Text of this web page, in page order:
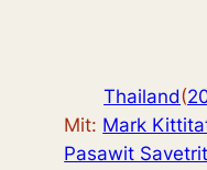
Thailand(
Mit: Mark
Pasawit